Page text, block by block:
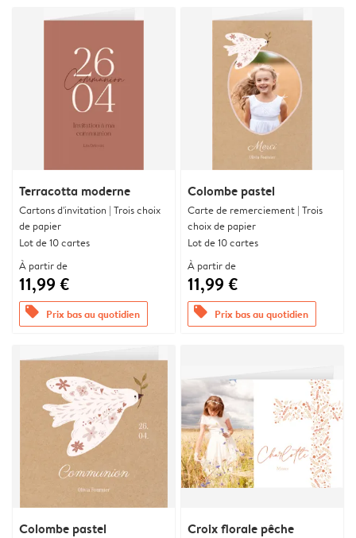
Terracotta moderne
Cartons d'invitation | Trois choix
de papier
Lot de 10 cartes
À partir de
11,99 €
offers Prix bas au quotidien
Colombe pastel
Carte de remerciement | Trois
choix de papier
Lot de 10 cartes
À partir de
11,99 €
offers Prix bas au quotidien
Colombe pastel Croix florale pêche